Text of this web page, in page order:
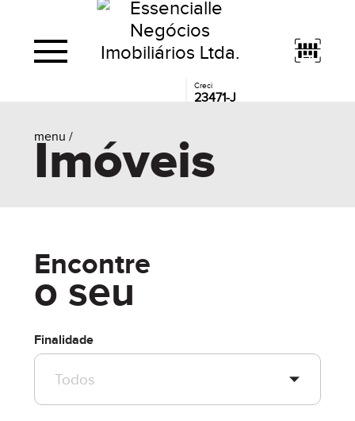
Creci
23471-J
menu /
Imóveis
Encontre
o seu
Finalidade